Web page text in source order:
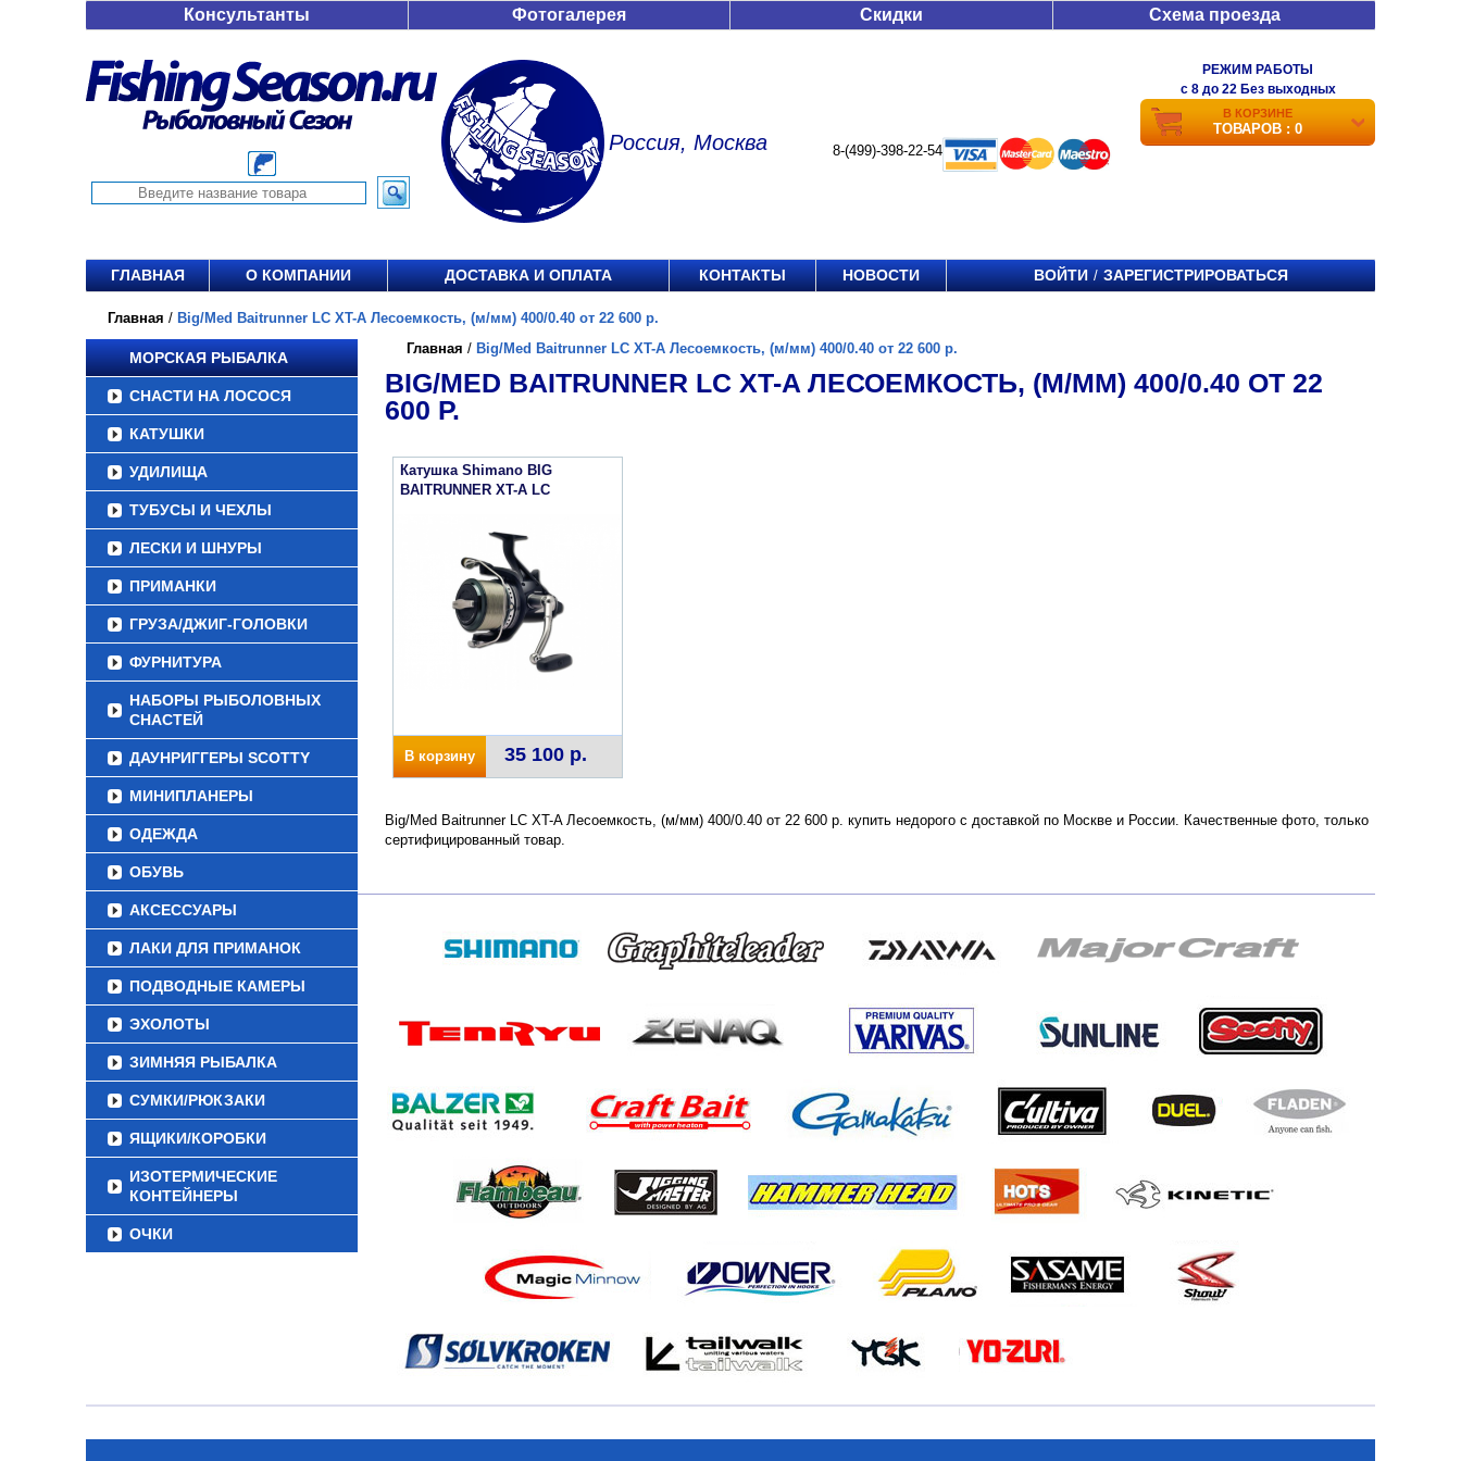
Консультанты Фотогалерея Скидки Схема проезда
Россия, Москва 8-(499)-398-22-54
РЕЖИМ РАБОТЫ
c 8 до 22 Без выходных
В КОРЗИНЕ
ТОВАРОВ : 0
ГЛАВНАЯ О КОМПАНИИ ДОСТАВКА И ОПЛАТА КОНТАКТЫ НОВОСТИ ВОЙТИ / ЗАРЕГИСТРИРОВАТЬСЯ
Главная / Big/Med Baitrunner LC XT-A Лесоемкость, (м/мм) 400/0.40 от 22 600 р.
МОРСКАЯ РЫБАЛКА
СНАСТИ НА ЛОСОСЯ
КАТУШКИ
УДИЛИЩА
ТУБУСЫ И ЧЕХЛЫ
ЛЕСКИ И ШНУРЫ
ПРИМАНКИ
ГРУЗА/ДЖИГ-ГОЛОВКИ
ФУРНИТУРА
НАБОРЫ РЫБОЛОВНЫХ
СНАСТЕЙ
ДАУНРИГГЕРЫ SCOTTY
МИНИПЛАНЕРЫ
ОДЕЖДА
ОБУВЬ
АКСЕССУАРЫ
ЛАКИ ДЛЯ ПРИМАНОК
ПОДВОДНЫЕ КАМЕРЫ
ЭХОЛОТЫ
ЗИМНЯЯ РЫБАЛКА
СУМКИ/РЮКЗАКИ
ЯЩИКИ/КОРОБКИ
ИЗОТЕРМИЧЕСКИЕ
КОНТЕЙНЕРЫ
ОЧКИ
Главная / Big/Med Baitrunner LC XT-A Лесоемкость, (м/мм) 400/0.40 от 22 600 р.
BIG/MED BAITRUNNER LC XT-A ЛЕСОЕМКОСТЬ, (М/ММ) 400/0.40 ОТ 22
600 Р.
Катушка Shimano BIG
BAITRUNNER XT-A LC
В корзину 35 100 р.
Big/Med Baitrunner LC XT-A Лесоемкость, (м/мм) 400/0.40 от 22 600 р. купить недорого с доставкой по Москве и России. Качественные фото, только
сертифицированный товар.